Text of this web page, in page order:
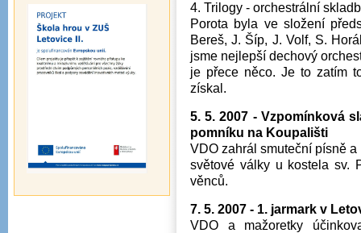
4. Trilogy - orchestrální
Porota byla ve složení
Bereš, J. Šíp, J. Volf, S.
jsme nejlepší dechový
je přece něco. Je to zatím
získal.
5. 5. 2007 - Vzpomínková
pomníku na Koupališti
VDO zahrál smuteční písně
světové války u kostela sv.
věnců.
7. 5. 2007 - 1. jarmark v
VDO a mažoretky